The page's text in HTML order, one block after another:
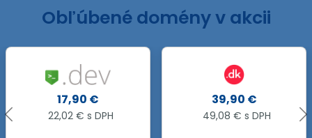
Obľúbené domény v akcii
39,90 €
49,08 € s DPH
27,99 €
34,43 € s DPH